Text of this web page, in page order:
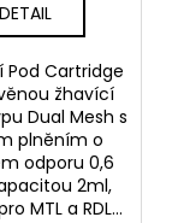
DETAIL
Pod Cartridge
žhavící
Dual Mesh s
plněním o
odporu 0,6
2ml,
MTL a RDL...